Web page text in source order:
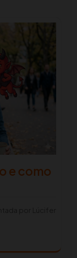
e como